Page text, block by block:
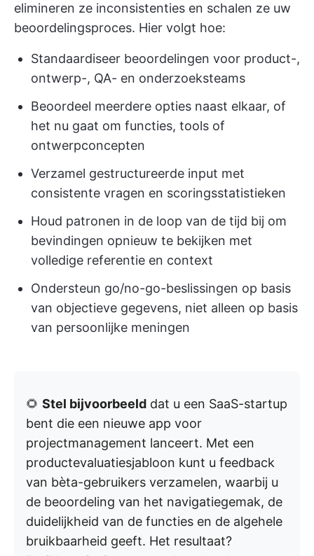
elimineren ze inconsistenties en schalen ze uw
beoordelingsproces. Hier volgt hoe:
Standaardiseer beoordelingen voor product-,
ontwerp-, QA- en onderzoeksteams
Beoordeel meerdere opties naast elkaar, of
het nu gaat om functies, tools of
ontwerpconcepten
Verzamel gestructureerde input met
consistente vragen en scoringsstatistieken
Houd patronen in de loop van de tijd bij om
bevindingen opnieuw te bekijken met
volledige referentie en context
Ondersteun go/no-go-beslissingen op basis
van objectieve gegevens, niet alleen op basis
van persoonlijke meningen
🌻 Stel bijvoorbeeld dat u een SaaS-startup
bent die een nieuwe app voor
projectmanagement lanceert. Met een
productevaluatiesjabloon kunt u feedback
van bèta-gebruikers verzamelen, waarbij u
de beoordeling van het navigatiegemak, de
duidelijkheid van de functies en de algehele
bruikbaarheid geeft. Het resultaat?